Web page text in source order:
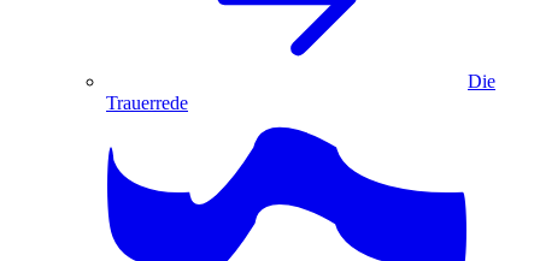
Die
Trauerrede